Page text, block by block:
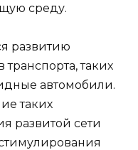
среду.
развитию
таких
автомобили.
таких
развитой сети